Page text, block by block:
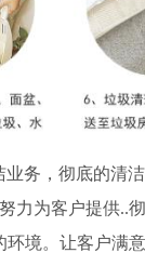
务，彻底的清
力为客户提供..
境。让客户满